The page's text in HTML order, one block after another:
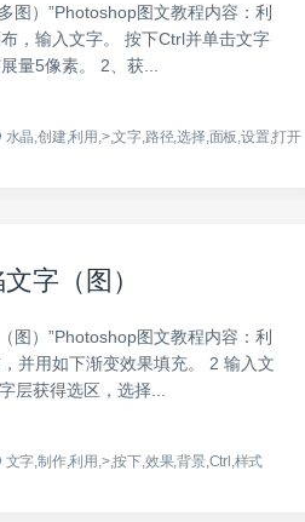
图）”Photoshop图文教程内容：利
，输入文字。 按下Ctrl并单击文字
量5像素。 2、获...
水晶,创建,利用,>,文字,路径,选择,面板,设置,打开
字（图）
图）”Photoshop图文教程内容：利
并用如下渐变效果填充。 2 输入文
层获得选区，选择...
文字,制作,利用,>,按下,效果,背景,Ctrl,样式